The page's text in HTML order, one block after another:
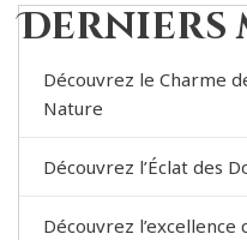
Derniers
Découvrez le Charme
Nature
Découvrez l’Éclat des
Découvrez